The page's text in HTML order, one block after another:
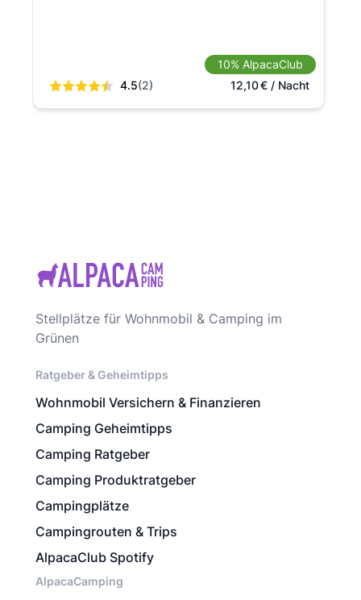
4.5(2)
10% AlpacaClub
12,10€/ Nacht
Stellplätze für Wohnmobil & Camping im
Grünen
Ratgeber & Geheimtipps
Wohnmobil Versichern & Finanzieren
Camping Geheimtipps
Camping Ratgeber
Camping Produktratgeber
Campingplätze
Campingrouten & Trips
AlpacaClub Spotify
AlpacaCamping